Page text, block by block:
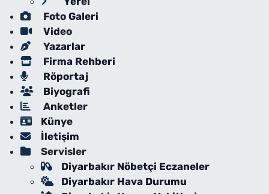
Foto Galeri
Video
Yazarlar
Firma Rehberi
Röportaj
Biyografi
Anketler
Künye
İletişim
Servisler
Diyarbakır Nöbetçi Eczaneler
Diyarbakır Hava Durumu